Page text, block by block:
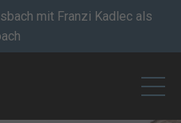
mit Franzi Kadlec als